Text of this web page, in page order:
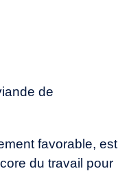
de
favorable, est
du travail pour